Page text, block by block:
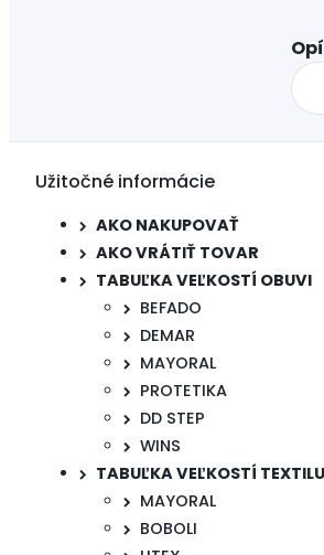
Užitočné informácie
AKO NAKUPOVAŤ
AKO VRÁTIŤ TOVAR
TABUĽKA VEĽKOSTÍ OBUVI
BEFADO
DEMAR
MAYORAL
PROTETIKA
DD STEP
WINS
TABUĽKA VEĽKOSTÍ TEXTILU
MAYORAL
BOBOLI